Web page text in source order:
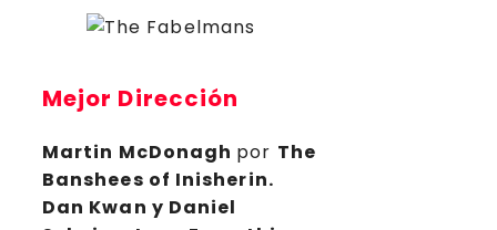
Mejor Dirección
Martin McDonagh por The
Banshees of Inisherin.
Dan Kwan y Daniel